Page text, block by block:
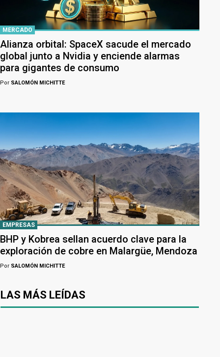
MERCADO
Alianza orbital: SpaceX sacude el mercado
global junto a Nvidia y enciende alarmas
para gigantes de consumo
Por SALOMÓN MICHITTE
EMPRESAS
BHP y Kobrea sellan acuerdo clave para la
exploración de cobre en Malargüe, Mendoza
Por SALOMÓN MICHITTE
LAS MÁS LEÍDAS